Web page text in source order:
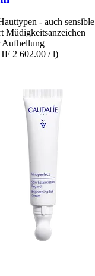
- auch sensible
Müdigkeitsanzeichen
Aufhellung
2 602.00 / l)